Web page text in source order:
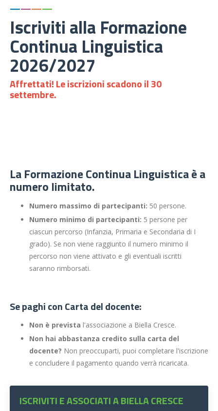
————
Iscriviti alla Formazione
Continua Linguistica
2026/2027
Affrettati! Le iscrizioni scadono il 30
settembre.
La Formazione Continua Linguistica è a
numero limitato.
Numero massimo di partecipanti: 50 persone.
Numero minimo di partecipanti: 5 persone per
ciascun percorso (Infanzia, Primaria e Secondaria di I
grado). Se non viene raggiunto il numero minimo il
percorso non viene attivato e gli eventuali iscritti
saranno rimborsati.
Se paghi con Carta del docente:
Non è prevista l'associazione a Biella Cresce.
Non hai abbastanza credito sulla carta del
docente? Non preoccuparti, puoi completare l'iscrizione
e concludere il pagamento quando verrà ricaricata.
ISCRIVITI E ASSOCIATI A BIELLA CRESCE